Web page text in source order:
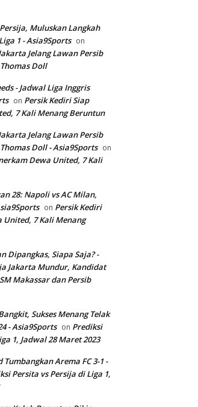
Muluskan Langkah
1 - Asia9Sports on
Jelang Lawan Persib
Doll
- Jadwal Liga Inggris
on Persik Kediri Siap
7 Kali Menang Beruntun
Jelang Lawan Persib
Doll - Asia9Sports on
Dewa United, 7 Kali
28: Napoli vs AC Milan,
on Persik Kediri
United, 7 Kali Menang
Dipangkas, Siapa Saja? -
Jakarta Mundur, Kandidat
Makassar dan Persib
Sukses Menang Telak
- Asia9Sports on Prediksi
1, Jadwal 28 Maret 2023
Arema FC 3-1 -
Persita vs Persija di Liga 1,